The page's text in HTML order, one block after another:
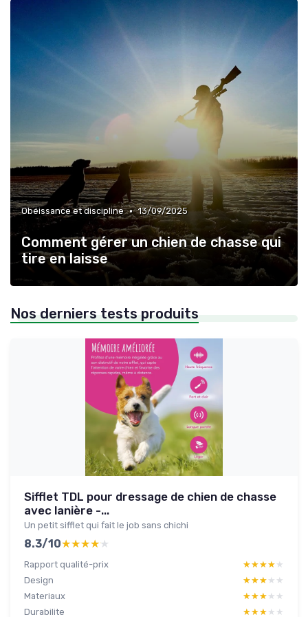
Obéissance et discipline • 13/09/2025
Comment gérer un chien de chasse qui
tire en laisse
Nos derniers tests produits
Sifflet TDL pour dressage de chien de chasse
avec lanière -...
Un petit sifflet qui fait le job sans chichi
8.3/10★★★★★
★★★★★
Rapport qualité-prix ★★★★★
★★★★★
Design
★★★★★
★★★★★
Materiaux
★★★★★
★★★★★
Durabilite
★★★★★
★★★★★